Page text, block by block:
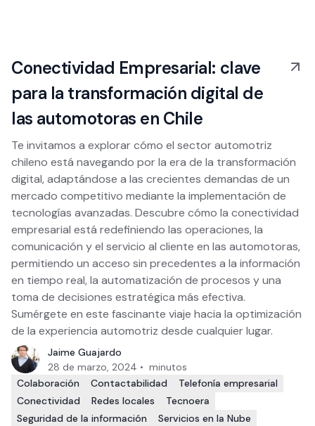
Conectividad Empresarial: clave
para la transformación digital de
las automotoras en Chile
Te invitamos a explorar cómo el sector automotriz
chileno está navegando por la era de la transformación
digital, adaptándose a las crecientes demandas de un
mercado competitivo mediante la implementación de
tecnologías avanzadas. Descubre cómo la conectividad
empresarial está redefiniendo las operaciones, la
comunicación y el servicio al cliente en las automotoras,
permitiendo un acceso sin precedentes a la información
en tiempo real, la automatización de procesos y una
toma de decisiones estratégica más efectiva.
Sumérgete en este fascinante viaje hacia la optimización
de la experiencia automotriz desde cualquier lugar.
Jaime Guajardo
28 de marzo, 2024 • minutos
Colaboración
Contactabilidad
Telefonía empresarial
Conectividad
Redes locales
Tecnoera
Seguridad de la información
Servicios en la Nube